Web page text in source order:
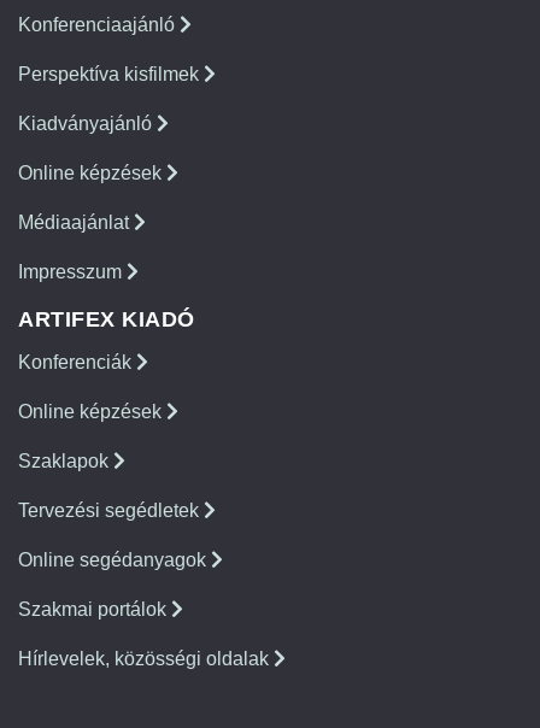
Konferenciaajánló
Perspektíva kisfilmek
Kiadványajánló
Online képzések
Médiaajánlat
Impresszum
ARTIFEX KIADÓ
Konferenciák
Online képzések
Szaklapok
Tervezési segédletek
Online segédanyagok
Szakmai portálok
Hírlevelek, közösségi oldalak